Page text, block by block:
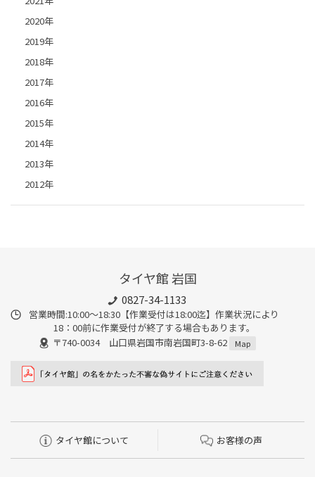
2020年
2019年
2018年
2017年
2016年
2015年
2014年
2013年
2012年
タイヤ館 岩国
0827-34-1133
営業時間:10:00〜18:30【作業受付は18:00迄】作業状況により
18：00前に作業受付が終了する場合もあります。
〒740-0034 山口県岩国市南岩国町3-8-62
Map
タイヤ館について お客様の声